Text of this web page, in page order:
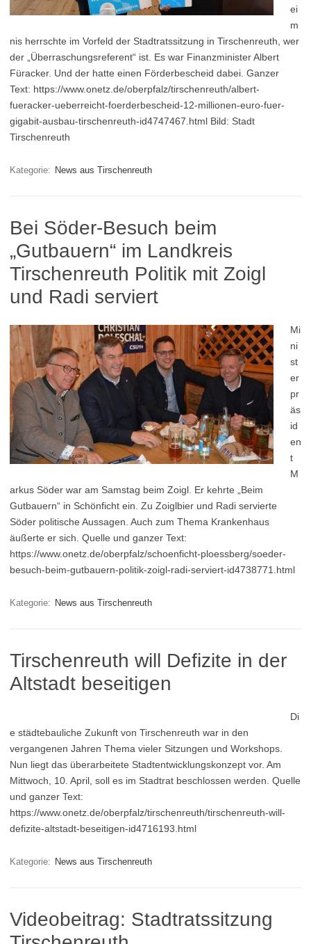
ei
m
nis herrschte im Vorfeld der Stadtratssitzung in Tirschenreuth, wer
der „Überraschungsreferent“ ist. Es war Finanzminister Albert
Füracker. Und der hatte einen Förderbescheid dabei. Ganzer
Text: https://www.onetz.de/oberpfalz/tirschenreuth/albert-
fueracker-ueberreicht-foerderbescheid-12-millionen-euro-fuer-
gigabit-ausbau-tirschenreuth-id4747467.html Bild: Stadt
Tirschenreuth
Kategorie: News aus Tirschenreuth
Bei Söder-Besuch beim
„Gutbauern“ im Landkreis
Tirschenreuth Politik mit Zoigl
und Radi serviert
Mi
ni
st
er
pr
äs
id
en
t
M
arkus Söder war am Samstag beim Zoigl. Er kehrte „Beim
Gutbauern“ in Schönficht ein. Zu Zoiglbier und Radi servierte
Söder politische Aussagen. Auch zum Thema Krankenhaus
äußerte er sich. Quelle und ganzer Text:
https://www.onetz.de/oberpfalz/schoenficht-ploessberg/soeder-
besuch-beim-gutbauern-politik-zoigl-radi-serviert-id4738771.html
Kategorie: News aus Tirschenreuth
Tirschenreuth will Defizite in der
Altstadt beseitigen
Di
e städtebauliche Zukunft von Tirschenreuth war in den
vergangenen Jahren Thema vieler Sitzungen und Workshops.
Nun liegt das überarbeitete Stadtentwicklungskonzept vor. Am
Mittwoch, 10. April, soll es im Stadtrat beschlossen werden. Quelle
und ganzer Text:
https://www.onetz.de/oberpfalz/tirschenreuth/tirschenreuth-will-
defizite-altstadt-beseitigen-id4716193.html
Kategorie: News aus Tirschenreuth
Videobeitrag: Stadtratssitzung